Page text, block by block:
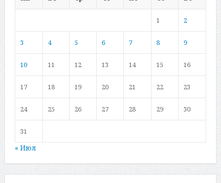
1 2
3 4 5 6 7 8 9
10 11 12 13 14 15 16
17 18 19 20 21 22 23
24 25 26 27 28 29 30
31
« Июл